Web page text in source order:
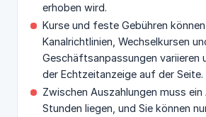
erhoben wird.
Kurse und feste Gebühren
Kanalrichtlinien, Wechselkursen
Geschäftsanpassungen variieren
der Echtzeitanzeige auf der Seite.
Zwischen Auszahlungen muss
Stunden liegen, und Sie können